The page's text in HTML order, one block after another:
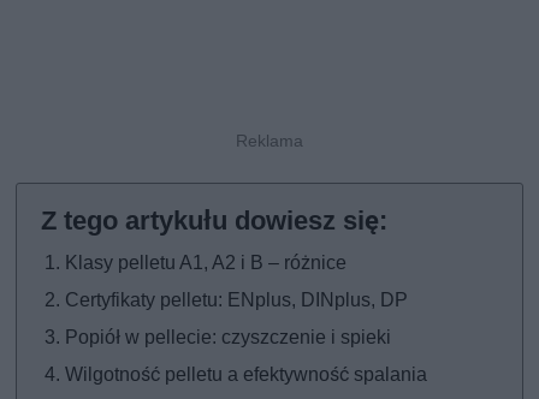
Klasy pelletu A1, A2 i B – różnice
Certyfikaty pelletu: ENplus, DINplus, DP
Popiół w pellecie: czyszczenie i spieki
Wilgotność pelletu a efektywność spalania